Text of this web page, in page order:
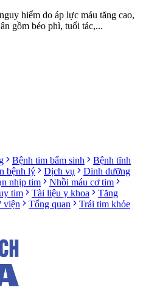
hiểm do áp lực máu tăng cao,
gồm béo phì, tuổi tác,...
Bệnh tim bẩm sinh
Bệnh tĩnh
bệnh lý Dịch vụ
Dinh dưỡng
nhịp tim
Nhồi máu cơ tim
tim Tài liệu y khoa
Tăng
viện Tổng quan
Trái tim khỏe